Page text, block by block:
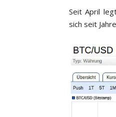
Seit April
sich seit